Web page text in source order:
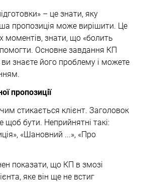
– це знати, яку
пропозиція може вирішити. Це
моментів, знати, що «болить
Основне завдання КП
знаєте його проблему і можете
пропозиції
стикається клієнт. Заголовок
щоб бути. Неприйнятні такі:
«Шановний ...», «Про
показати, що КП в змозі
яке він ще не встиг